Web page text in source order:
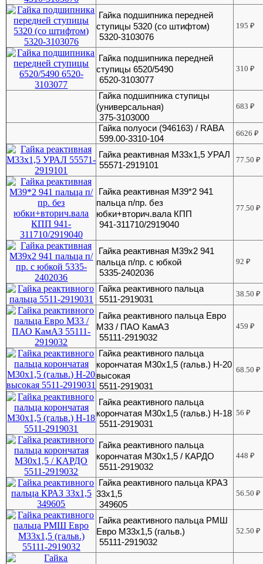
Гайка подшипника передней
ступицы 5320 (со штифтом)
5320-3103076
195₽
Гайка подшипника передней
ступицы 6520/5490
6520-3103077
310₽
Гайка подшипника ступицы
(универсальная)
375-3103000
683₽
Гайка полуоси (946163) / RABA
599.00-3310-104
6626₽
Гайка реактивная М33х1,5 УРАЛ
55571-2919101
77.50₽
Гайка реактивная М39*2 941
пальца п/пр. без
юбки+вторич.вала КПП
941-311710/2919040
77.50₽
Гайка реактивная М39х2 941
пальца п/пр. с юбкой
5335-2402036
92₽
Гайка реактивного пальца
5511-2919031
38.50₽
Гайка реактивного пальца Евро
М33 / ПАО КамАЗ
55111-2919032
459₽
Гайка реактивного пальца
корончатая М30х1,5 (гальв.) H-20
высокая
5511-2919031
68.50₽
Гайка реактивного пальца
корончатая М30х1,5 (гальв.) Н-18
5511-2919031
56₽
Гайка реактивного пальца
корончатая М30х1,5 / КАРДО
5511-2919032
448₽
Гайка реактивного пальца КРАЗ
33х1,5
349605
56.50₽
Гайка реактивного пальца РМШ
Евро М33х1,5 (гальв.)
55111-2919032
52.50₽